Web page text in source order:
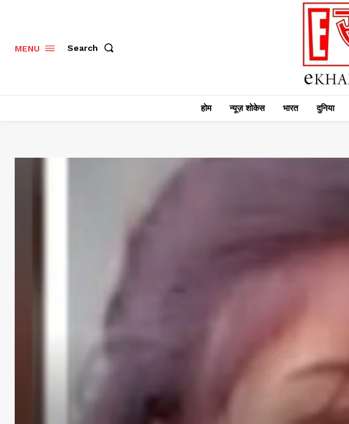
MENU Search
होम न्यूज़ शोकेस भारत दुनिया